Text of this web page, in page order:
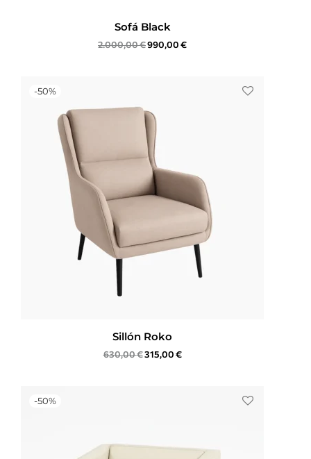
Sofá Black
2.000,00€990,00€
-50%
Sillón Roko
630,00€315,00€
-50%